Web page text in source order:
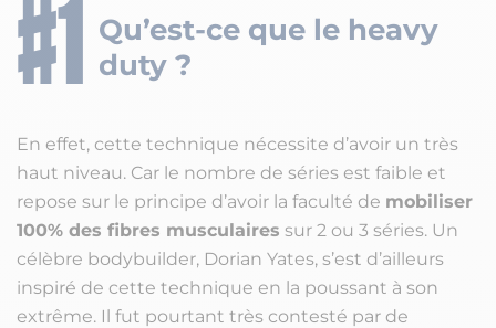
Qu’est-ce que le heavy
duty ?
En effet, cette technique nécessite d’avoir un très
haut niveau. Car le nombre de séries est faible et
repose sur le principe d’avoir la faculté de mobiliser
100% des fibres musculaires sur 2 ou 3 séries. Un
célèbre bodybuilder, Dorian Yates, s’est d’ailleurs
inspiré de cette technique en la poussant à son
extrême. Il fut pourtant très contesté par de